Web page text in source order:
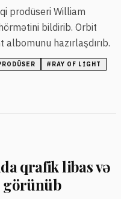
prodüseri William
bildirib. Orbit
albomunu hazırlaşdırıb.
# RAY OF LIGHT
qrafik libas və
görünüb